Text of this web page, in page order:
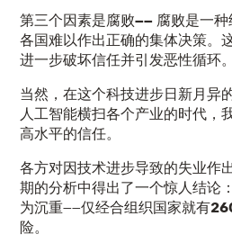
第三个因素是腐败——腐败是一
各国难以作出正确的集体决策。
进一步破坏信任并引发恶性循环。
当然，在这个科技进步日新月异
人工智能横扫各个产业的时代，
高水平的信任。
各方对因技术进步导致的失业作
期的分析中得出了一个惊人结论
为沉重——仅经合组织国家就有
险。